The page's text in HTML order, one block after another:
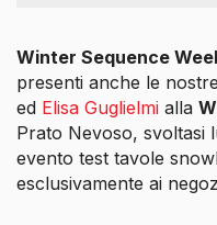
Winter Sequence
presenti anche le
ed Elisa Guglielmi alla
Prato Nevoso, svoltasi
evento test tavole
esclusivamente ai